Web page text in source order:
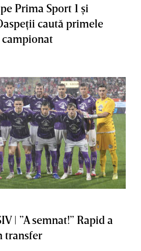
Prima Sport 1 şi
caută primele
| ”A semnat!” Rapid a
transfer